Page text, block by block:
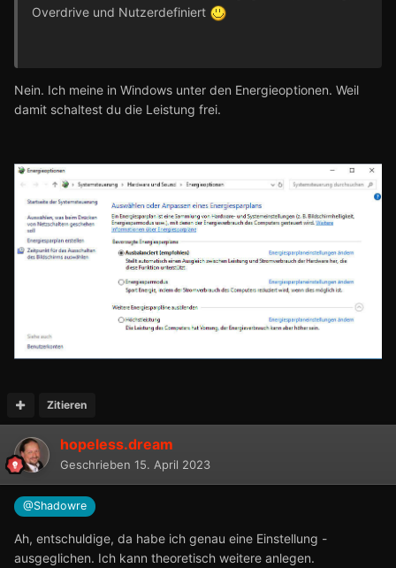
Overdrive und Nutzerdefiniert
Nein. Ich meine in Windows unter den Energieoptionen. Weil
damit schaltest du die Leistung frei.
Zitieren
hopeless.dream
Geschrieben 15. April 2023
@Shadowre
Ah, entschuldige, da habe ich genau eine Einstellung -
ausgeglichen. Ich kann theoretisch weitere anlegen.